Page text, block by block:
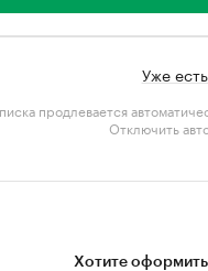
Уже
продлевается
Отключить
Хотите